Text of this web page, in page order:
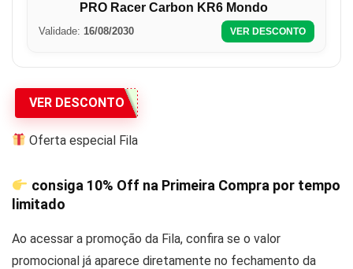
PRO Racer Carbon KR6 Mondo
Validade: 16/08/2030 VER DESCONTO
VER DESCONTO
Oferta especial Fila
consiga 10% Off na Primeira Compra por tempo
limitado
Ao acessar a promoção da Fila, confira se o valor
promocional já aparece diretamente no fechamento da